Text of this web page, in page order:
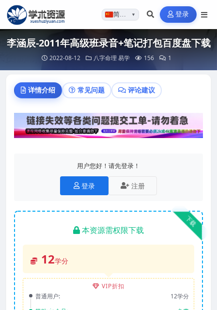
简体…▼ 登录
李涵辰-2011年高级班录音+笔记打包百度盘下载
2022-08-12 八字命理 易学 156 1
详情介绍 常见问题 评论建议
用户您好！请先登录！
登录 注册
下载
本资源需权限下载
12学分
VIP折扣
普通用户:
12学分